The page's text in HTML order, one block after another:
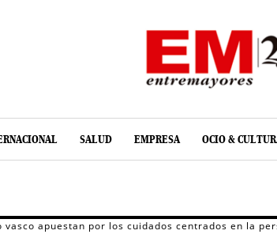
SALUD EMPRESA OCIO &
vasco apuestan por los cuidados centrados en la